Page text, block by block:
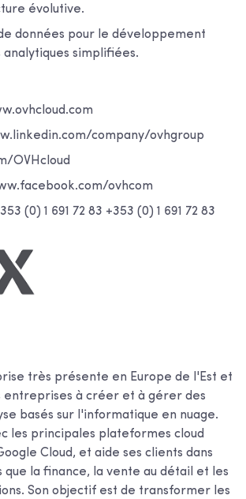
évolutive.
données pour le développement
simplifiées.
company/ovhgroup
OVHcloud
ovhcom
(0) 1 691 72 83 +353 (0) 1 691 72 83
très présente en Europe de l'Est et
entreprises à créer et à gérer des
basés sur l'informatique en nuage.
les principales plateformes cloud
Cloud, et aide ses clients dans
que la finance, la vente au détail et les
Son objectif est de transformer les